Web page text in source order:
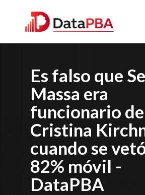
Es falso que
Massa era
funcionario de
Cristina
cuando se
82% móvil -
DataPBA